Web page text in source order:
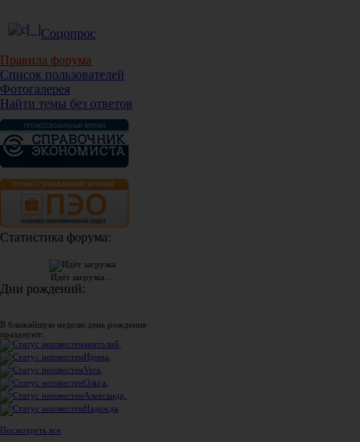
Соцопрос
Правила форума
Список пользователей
Фотогалерея
Найти темы без ответов
Статистика форума:
Идёт загрузка…
Дни рождений:
В ближайшую неделю день рождения
празднуют:
анатолий
Ирина
Vera
Ольга
Александр
Надежда
Посмотреть все